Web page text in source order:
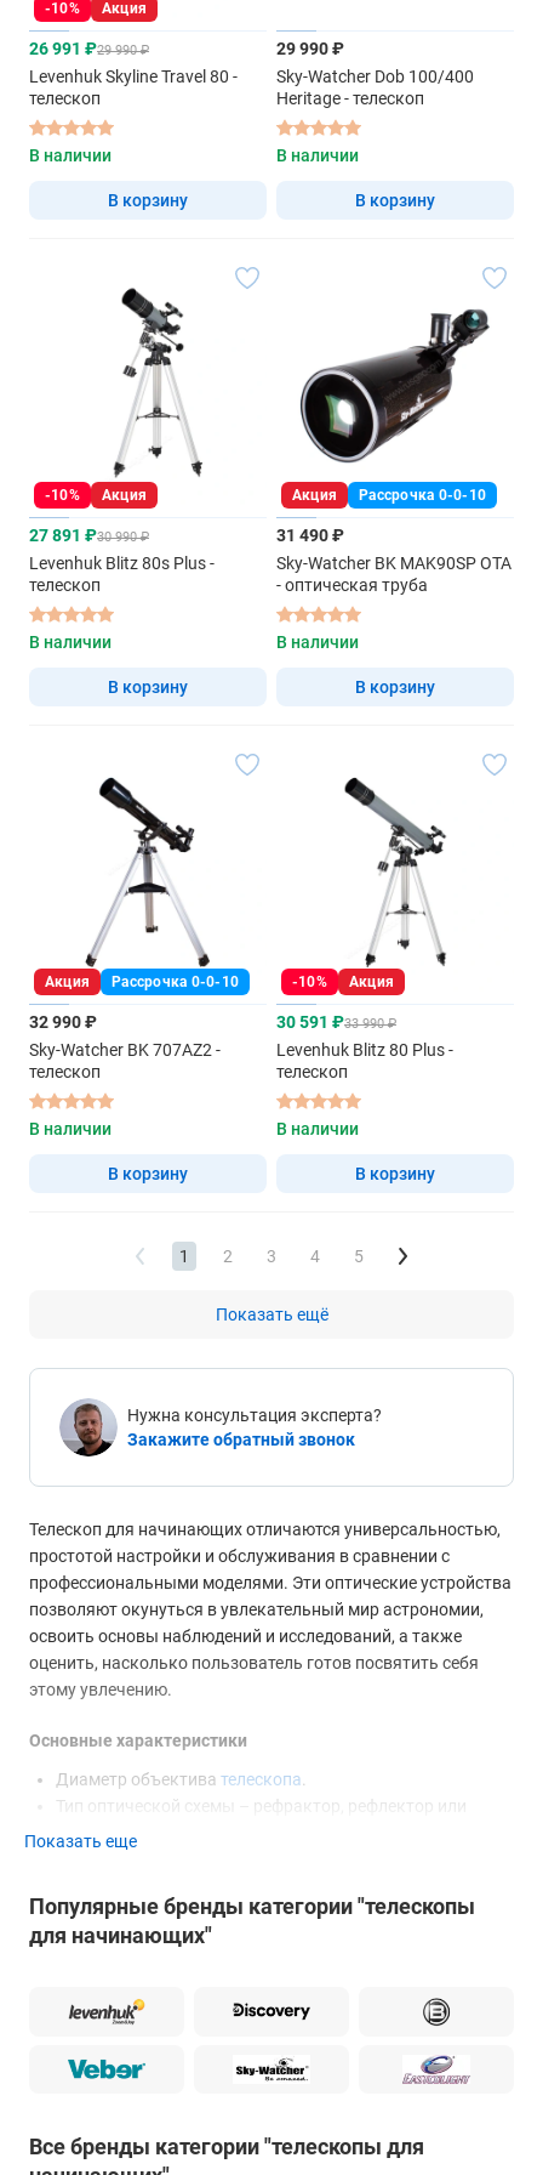
-10% Акция
26 991 ₽29 990 ₽
Levenhuk Skyline Travel 80 -
телескоп
В наличии
В корзину
29 990 ₽
Sky-Watcher Dob 100/400
Heritage - телескоп
В наличии
В корзину
-10% Акция
27 891 ₽30 990 ₽
Levenhuk Blitz 80s Plus -
телескоп
В наличии
В корзину
Акция Рассрочка 0-0-10
31 490 ₽
Sky-Watcher BK MAK90SP OTA
- оптическая труба
В наличии
В корзину
Акция Рассрочка 0-0-10
32 990 ₽
Sky-Watcher BK 707AZ2 -
телескоп
В наличии
В корзину
-10% Акция
30 591 ₽33 990 ₽
Levenhuk Blitz 80 Plus -
телескоп
В наличии
В корзину
1 2 3 4 5
Показать ещё
Нужна консультация эксперта?
Закажите обратный звонок
Телескоп для начинающих отличаются универсальностью,
простотой настройки и обслуживания в сравнении с
профессиональными моделями. Эти оптические устройства
позволяют окунуться в увлекательный мир астрономии,
освоить основы наблюдений и исследований, а также
оценить, насколько пользователь готов посвятить себя
этому увлечению.
Основные характеристики
Диаметр объектива телескопа
Тип оптической схемы – рефрактор, рефлектор или
Тип штатива и монтировки.
Вес и габариты комплекта.
Обычно пользователь, только осваивающий тонкости
астрономических наблюдений, не готов вкладывать
значительные средства в инструментарий для хобби, но
уровне затрат. Однако у оптического оборудования
стоимость, как правило, характеризует возможности
Показать еще
Популярные бренды категории "телескопы
для начинающих"
Все бренды категории "телескопы для